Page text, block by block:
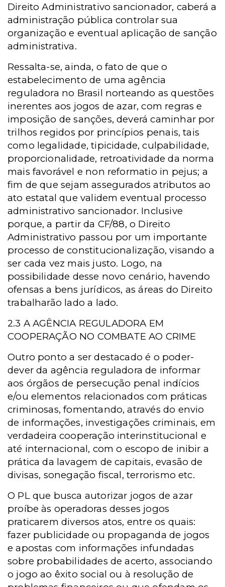
Direito Administrativo sancionador, caberá a
administração pública controlar sua
organização e eventual aplicação de sanção
administrativa.
Ressalta-se, ainda, o fato de que o
estabelecimento de uma agência
reguladora no Brasil norteando as questões
inerentes aos jogos de azar, com regras e
imposição de sanções, deverá caminhar por
trilhos regidos por princípios penais, tais
como legalidade, tipicidade, culpabilidade,
proporcionalidade, retroatividade da norma
mais favorável e non reformatio in pejus; a
fim de que sejam assegurados atributos ao
ato estatal que validem eventual processo
administrativo sancionador. Inclusive
porque, a partir da CF/88, o Direito
Administrativo passou por um importante
processo de constitucionalização, visando a
ser cada vez mais justo. Logo, na
possibilidade desse novo cenário, havendo
ofensas a bens jurídicos, as áreas do Direito
trabalharão lado a lado.
2.3 A AGÊNCIA REGULADORA EM
COOPERAÇÃO NO COMBATE AO CRIME
Outro ponto a ser destacado é o poder-
dever da agência reguladora de informar
aos órgãos de persecução penal indícios
e/ou elementos relacionados com práticas
criminosas, fomentando, através do envio
de informações, investigações criminais, em
verdadeira cooperação interinstitucional e
até internacional, com o escopo de inibir a
prática da lavagem de capitais, evasão de
divisas, sonegação fiscal, terrorismo etc.
O PL que busca autorizar jogos de azar
proíbe às operadoras desses jogos
praticarem diversos atos, entre os quais:
fazer publicidade ou propaganda de jogos
e apostas com informações infundadas
sobre probabilidades de acerto, associando
o jogo ao êxito social ou à resolução de